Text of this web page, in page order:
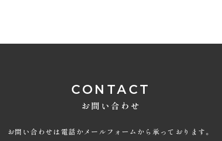
CONTACT
お問い合わせ
お問い合わせは電話かメールフォームから承っております。